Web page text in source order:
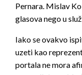
Pernara. Mislav
glasova nego u
Iako se ovakvo
uzeti kao
portala ne mora